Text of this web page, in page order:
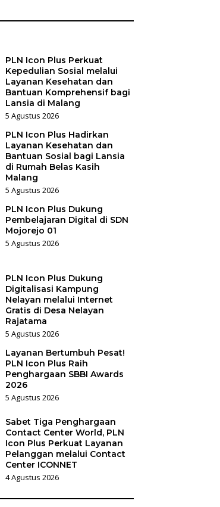
PLN Icon Plus Perkuat
Kepedulian Sosial melalui
Layanan Kesehatan dan
Bantuan Komprehensif bagi
Lansia di Malang
5 Agustus 2026
PLN Icon Plus Hadirkan
Layanan Kesehatan dan
Bantuan Sosial bagi Lansia
di Rumah Belas Kasih
Malang
5 Agustus 2026
PLN Icon Plus Dukung
Pembelajaran Digital di SDN
Mojorejo 01
5 Agustus 2026
PLN Icon Plus Dukung
Digitalisasi Kampung
Nelayan melalui Internet
Gratis di Desa Nelayan
Rajatama
5 Agustus 2026
Layanan Bertumbuh Pesat!
PLN Icon Plus Raih
Penghargaan SBBI Awards
2026
5 Agustus 2026
Sabet Tiga Penghargaan
Contact Center World, PLN
Icon Plus Perkuat Layanan
Pelanggan melalui Contact
Center ICONNET
4 Agustus 2026